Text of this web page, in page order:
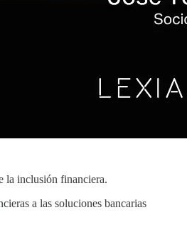
la inclusión financiera.
a las soluciones bancarias